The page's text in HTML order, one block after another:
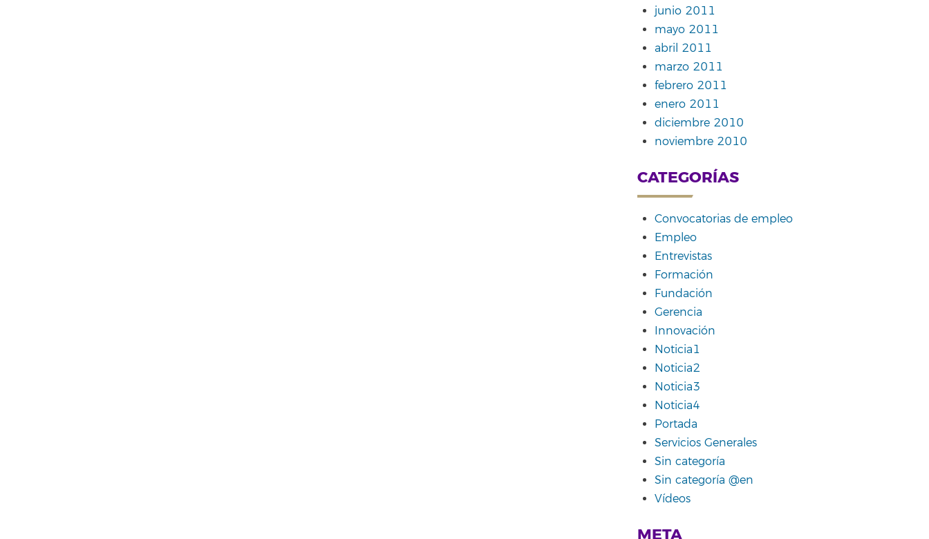
junio 2011
mayo 2011
abril 2011
marzo 2011
febrero 2011
enero 2011
diciembre 2010
noviembre 2010
CATEGORÍAS
Convocatorias de empleo
Empleo
Entrevistas
Formación
Fundación
Gerencia
Innovación
Noticia1
Noticia2
Noticia3
Noticia4
Portada
Servicios Generales
Sin categoría
Sin categoría @en
Vídeos
META